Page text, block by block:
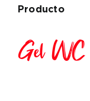
Producto
Gel WC